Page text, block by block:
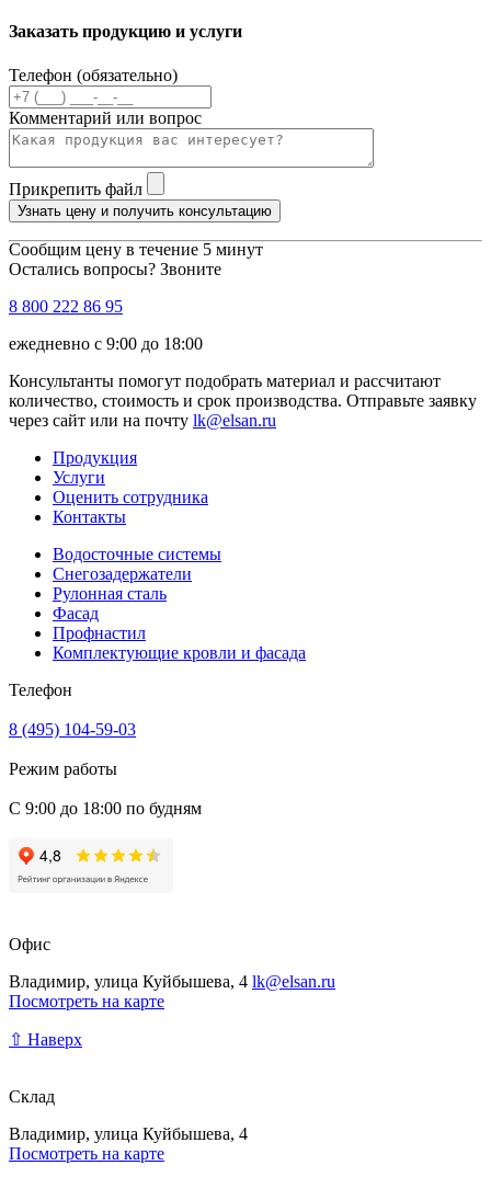
Заказать продукцию и услуги
Телефон (обязательно)
Комментарий или вопрос
Прикрепить файл
Узнать цену и получить консультацию
Сообщим цену в течение 5 минут
Остались вопросы? Звоните
8 800 222 86 95
ежедневно с 9:00 до 18:00
Консультанты помогут подобрать материал и рассчитают
количество, стоимость и срок производства. Отправьте заявку
через сайт или на почту lk@elsan.ru
Продукция
Услуги
Оценить сотрудника
Контакты
Водосточные системы
Снегозадержатели
Рулонная сталь
Фасад
Профнастил
Комплектующие кровли и фасада
Телефон
8 (495) 104-59-03
Режим работы
С 9:00 до 18:00 по будням
Офис
Владимир, улица Куйбышева, 4 lk@elsan.ru
Посмотреть на карте
⇧ Наверх
Склад
Владимир, улица Куйбышева, 4
Посмотреть на карте